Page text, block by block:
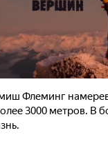
Флеминг
3000 метров. В